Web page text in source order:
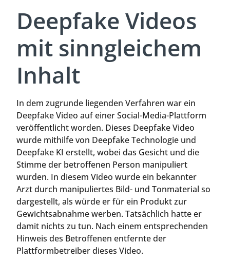
Deepfake Videos
mit sinngleichem
Inhalt
In dem zugrunde liegenden Verfahren war ein
Deepfake Video auf einer Social-Media-Plattform
veröffentlicht worden. Dieses Deepfake Video
wurde mithilfe von Deepfake Technologie und
Deepfake KI erstellt, wobei das Gesicht und die
Stimme der betroffenen Person manipuliert
wurden. In diesem Video wurde ein bekannter
Arzt durch manipuliertes Bild- und Tonmaterial so
dargestellt, als würde er für ein Produkt zur
Gewichtsabnahme werben. Tatsächlich hatte er
damit nichts zu tun. Nach einem entsprechenden
Hinweis des Betroffenen entfernte der
Plattformbetreiber dieses Video.